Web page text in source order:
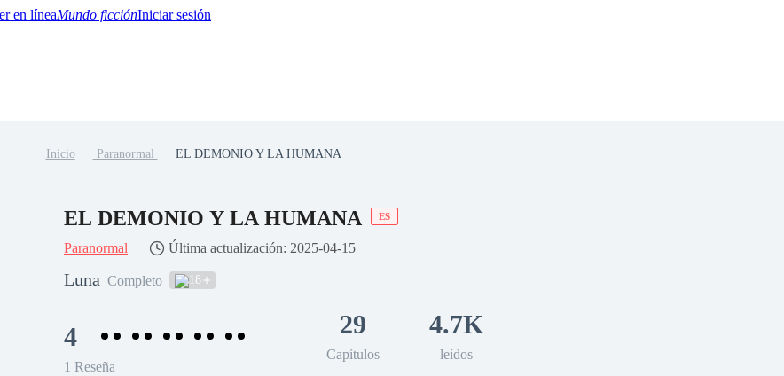
Mundo ficciónIniciar sesión
Inicio Paranormal EL DEMONIO Y LA HUMANA
EL DEMONIO Y LA HUMANA ES
Paranormal Última actualización: 2025-04-15
Luna Completo 18
4
1 Reseña
29
Capítulos
4.7K
leídos